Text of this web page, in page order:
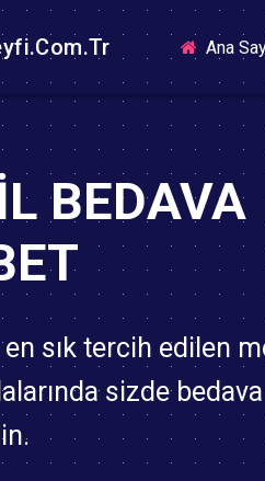
Ana
BEDAVA
en sık tercih edilen
sizde bedava